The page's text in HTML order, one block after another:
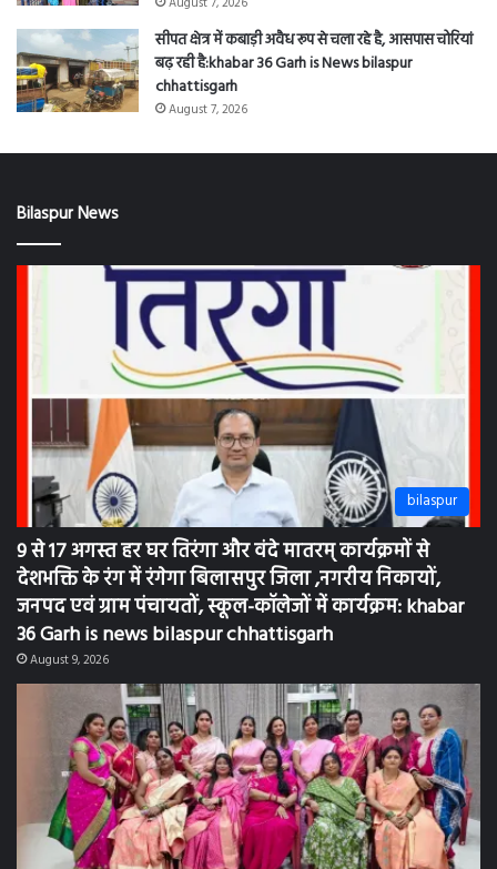
9 से 17 अगस्त हर घर तिरंगा और वंदे मातरम् कार्यक्रमों से
देशभक्ति के रंग में रंगेगा बिलासपुर जिला ,नगरीय निकायों,
जनपद एवं ग्राम पंचायतों, स्कूल-कॉलेजों में कार्यक्रम: khabar
36 Garh is news bilaspur chhattisgarh
bilaspur
सखी महिला समूह द्वारा सावन पर्व का उत्साहपूर्ण आयोजन
khabar 36 Garh is news bilaspur chhattisgarh
August 9, 2026